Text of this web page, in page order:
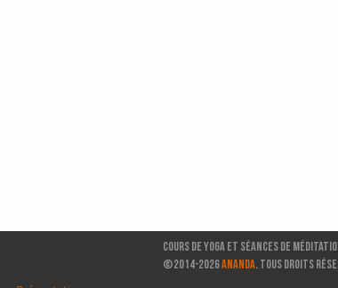
Cours de Yoga et séances de
©2014-2026ANANDA. TOUS DROITS